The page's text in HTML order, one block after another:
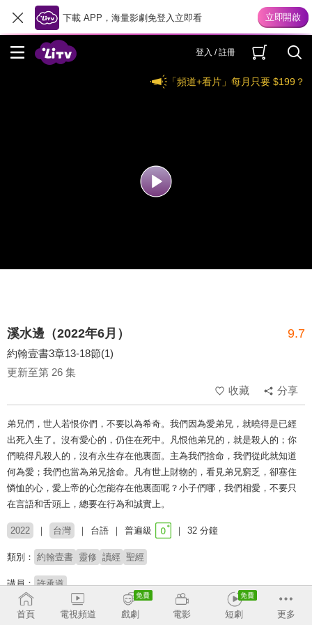
下載 APP，海量影劇免登入立即看
登入 / 註冊
「頻道+看片」每月只要 $199？
溪水邊（2022年6月） 9.7
約翰壹書3章13-18節(1)
更新至第 26 集
收藏
分享
弟兄們，世人若恨你們，不要以為希奇。我們因為愛弟兄，就曉得是已經
出死入生了。沒有愛心的，仍住在死中。凡恨他弟兄的，就是殺人的；你
們曉得凡殺人的，沒有永生存在他裏面。主為我們捨命，我們從此就知道
何為愛；我們也當為弟兄捨命。凡有世上財物的，看見弟兄窮乏，卻塞住
憐恤的心，愛上帝的心怎能存在他裏面呢？小子們哪，我們相愛，不要只
在言語和舌頭上，總要在行為和誠實上。
2022 台灣 台語 普遍級 32 分鐘
類別： 約翰壹書 靈修 讀經 聖經
講員： 許承道
首頁 電視頻道 戲劇 電影 短劇 更多